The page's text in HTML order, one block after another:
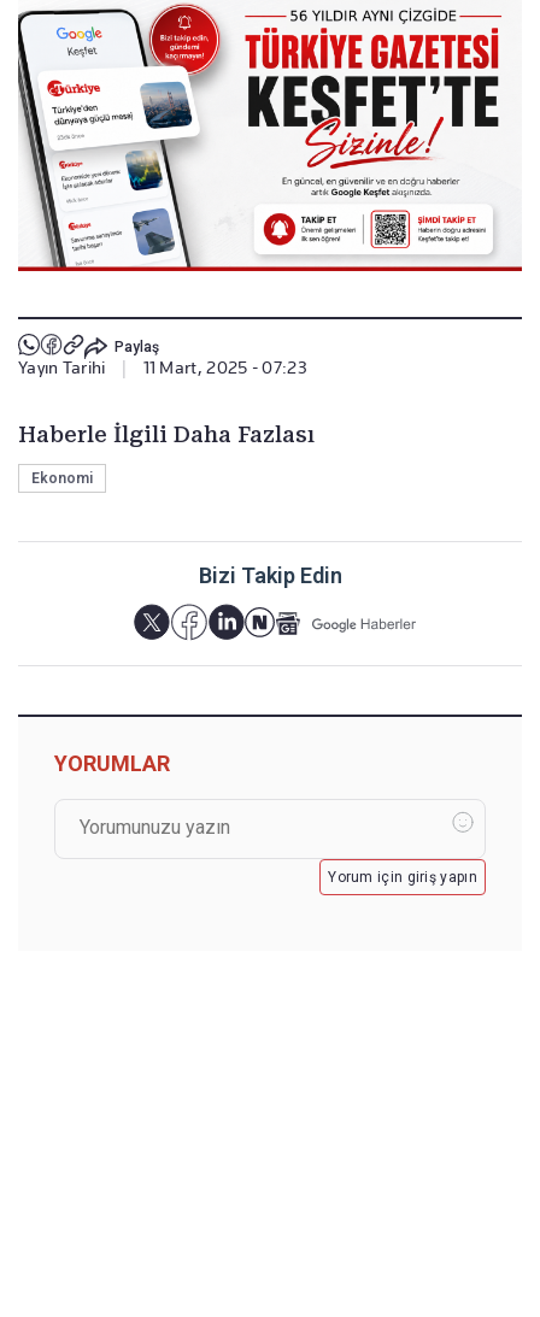
Paylaş
Yayın Tarihi 11 Mart, 2025 - 07:23
Haberle İlgili Daha Fazlası
Ekonomi
Bizi Takip Edin
YORUMLAR
Yorum için giriş yapın